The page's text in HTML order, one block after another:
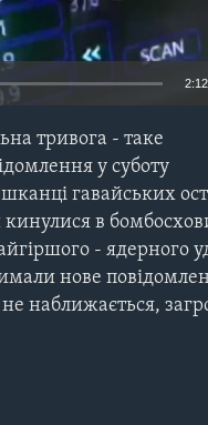
УКРАЇНЦІВ
2:12
тривога - таке
у суботу
гавайських
в
- ядерного
нове
не наближається,